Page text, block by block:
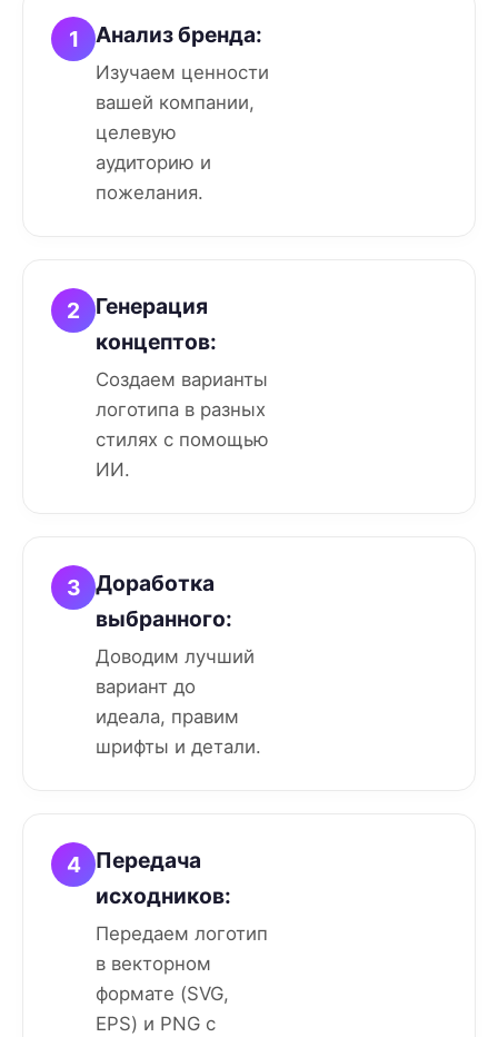
1 Анализ бренда:
Изучаем ценности
вашей компании,
целевую
аудиторию и
пожелания.
2
Генерация
концептов:
Создаем варианты
логотипа в разных
стилях с помощью
ИИ.
3 Доработка
выбранного:
Доводим лучший
вариант до
идеала, правим
шрифты и детали.
4
Передача
исходников:
Передаем логотип
в векторном
формате (SVG,
EPS) и PNG с